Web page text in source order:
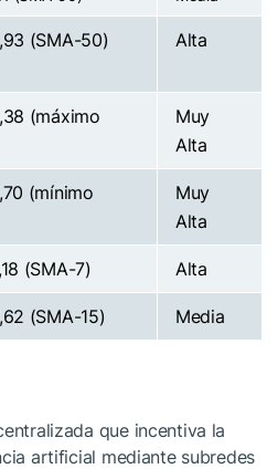
(SMA-50) Alta
(máximo
Muy
Alta
(mínimo
Muy
Alta
(SMA-7) Alta
(SMA-15) Media
que incentiva la
artificial mediante subredes